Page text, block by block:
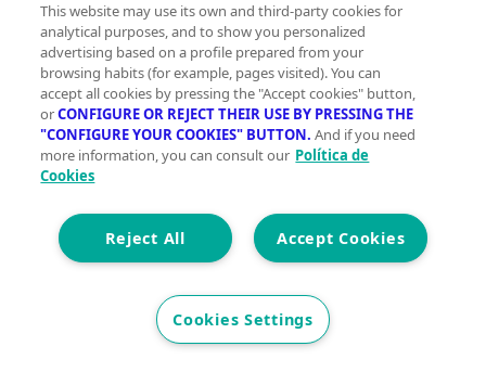
This website may use its own and third-party cookies for
analytical purposes, and to show you personalized
advertising based on a profile prepared from your
browsing habits (for example, pages visited). You can
accept all cookies by pressing the "Accept cookies" button,
orCONFIGURE OR REJECT THEIR USE BY PRESSING THE
"CONFIGURE YOUR COOKIES" BUTTON. And if you need
more information, you can consult our Política de
Cookies
Accept Cookies
Reject All
Cookies Settings